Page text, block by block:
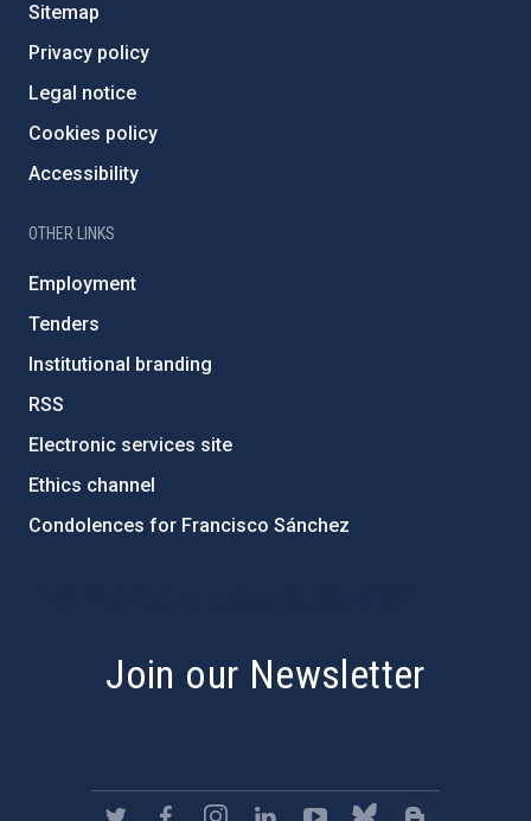
Sitemap
Privacy policy
Legal notice
Cookies policy
Accessibility
OTHER LINKS
Employment
Tenders
Institutional branding
RSS
Electronic services site
Ethics channel
Condolences for Francisco Sánchez
Join our Newsletter